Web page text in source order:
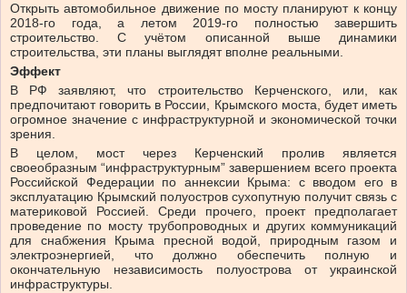
Открыть автомобильное движение по мосту планируют к концу
2018-го года, а летом 2019-го полностью завершить
строительство. С учётом описанной выше динамики
строительства, эти планы выглядят вполне реальными.
Эффект
В РФ заявляют, что строительство Керченского, или, как
предпочитают говорить в России, Крымского моста, будет иметь
огромное значение с инфраструктурной и экономической точки
зрения.
В целом, мост через Керченский пролив является
своеобразным “инфраструктурным” завершением всего проекта
Российской Федерации по аннексии Крыма: с вводом его в
эксплуатацию Крымский полуостров сухопутную получит связь с
материковой Россией. Среди прочего, проект предполагает
проведение по мосту трубопроводных и других коммуникаций
для снабжения Крыма пресной водой, природным газом и
электроэнергией, что должно обеспечить полную и
окончательную независимость полуострова от украинской
инфраструктуры.